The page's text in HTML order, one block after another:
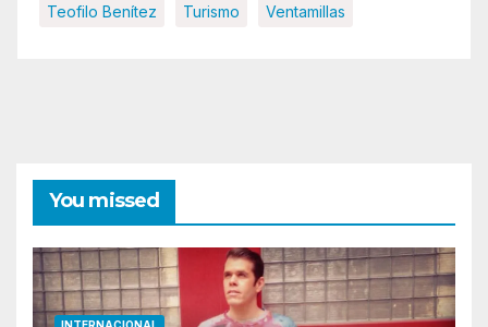
Teofilo Benítez Turismo Ventamillas
You missed